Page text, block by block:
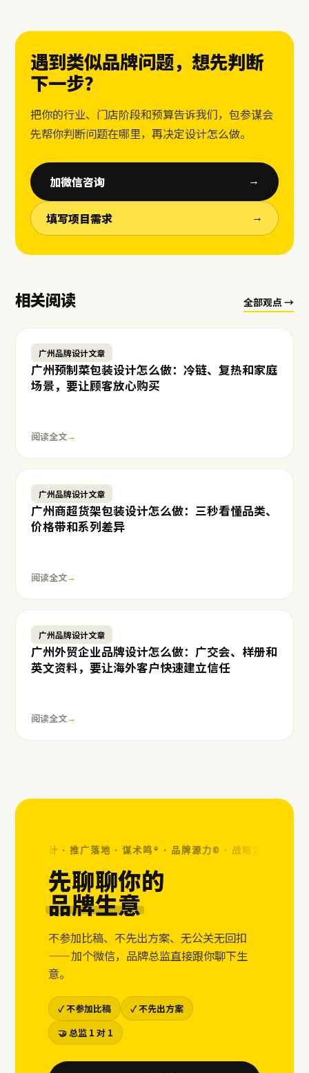
遇到类似品牌问题，想先判断
下一步？
把你的行业、门店阶段和预算告诉我们，包参谋会
先帮你判断问题在哪里，再决定设计怎么做。
加微信咨询 →
填写项目需求 →
相关阅读 全部观点 →
广州品牌设计文章
广州预制菜包装设计怎么做：冷链、复热和家庭
场景，要让顾客放心购买
阅读全文→
广州品牌设计文章
广州商超货架包装设计怎么做：三秒看懂品类、
价格带和系列差异
阅读全文→
广州品牌设计文章
广州外贸企业品牌设计怎么做：广交会、样册和
英文资料，要让海外客户快速建立信任
阅读全文→
视觉设计 · 推广落地 · 谋术鸣® · 品牌源力© · 战略定位 · 视觉
先聊聊你的
品牌生意
不参加比稿、不先出方案、无公关无回扣
——加个微信，品牌总监直接跟你聊下生
意。
✓ 不参加比稿
✓ 不先出方案
🤝 总监 1 对 1